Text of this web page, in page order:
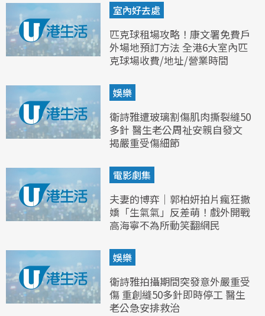
室內好去處
匹克球租場攻略！康文署免費戶
外場地預訂方法 全港6大室內匹
克球場收費/地址/營業時間
娛樂
衛詩雅遭玻璃割傷肌肉撕裂縫50
多針 醫生老公周祉安親自發文
揭嚴重受傷細節
電影劇集
夫妻的博弈｜郭柏妍拍片瘋狂撒
嬌「生氣氣」反差萌！戲外開戰
高海寧不為所動笑翻網民
娛樂
衛詩雅拍攝期間突發意外嚴重受
傷 重創縫50多針即時停工 醫生
老公急安排救治